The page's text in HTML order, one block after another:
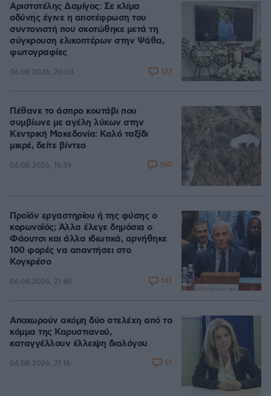
Αριστοτέλης Δαμίγος: Σε κλίμα
οδύνης έγινε η αποτέφρωση του
συντονιστή που σκοτώθηκε μετά τη
σύγκρουση ελικοπτέρων στην Ψάθα,
φωτογραφίες
06.08.2026, 20:03 127
Πέθανε το άσπρο κουτάβι που
συμβίωνε με αγέλη λύκων στην
Κεντρική Μακεδονία: Καλό ταξίδι
μικρέ, δείτε βίντεο
06.08.2026, 16:39 160
Προϊόν εργαστηρίου ή της φύσης ο
κορωνοϊός; Άλλα έλεγε δημόσια ο
Φάουτσι και άλλα ιδιωτικά, αρνήθηκε
100 φορές να απαντήσει στο
Κογκρέσο
06.08.2026, 21:40 147
Αποχωρούν ακόμη δύο στελέχη από το
κόμμα της Καρυστιανού,
καταγγέλλουν έλλειψη διαλόγου
06.08.2026, 21:16 51